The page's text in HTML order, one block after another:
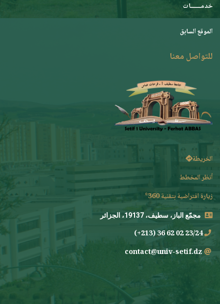
خدمـــــــات
الموقع السابق
للتواصل معنا
الخريطة
أنظر المخطط
زيارة افتراضية بتقنية 360°
مجمّع الباز، سطيف، 19137، الجزائر
23/24 02 62 36 (213+)
contact@univ-setif.dz